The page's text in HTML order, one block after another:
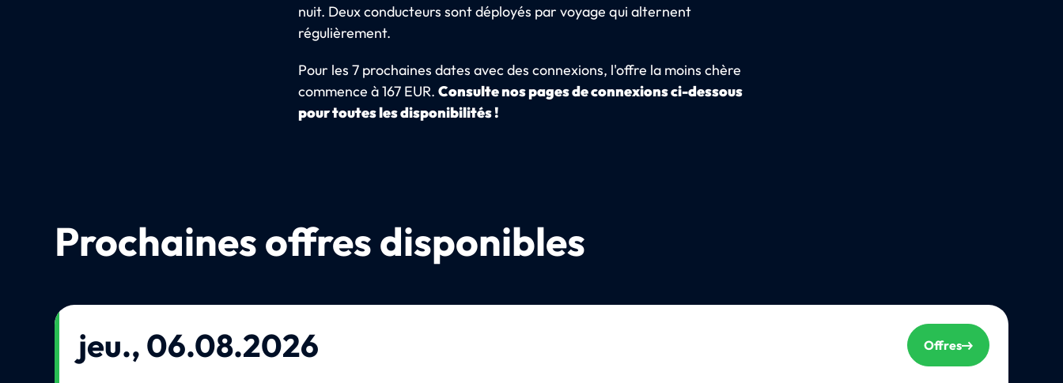
nuit. Deux conducteurs sont déployés par voyage qui alternent
régulièrement.
Pour les 7 prochaines dates avec des connexions, l'offre la moins chère
commence à 167 EUR. Consulte nos pages de connexions ci-dessous
pour toutes les disponibilités !
Prochaines offres disponibles
jeu., 06.08.2026 Offres